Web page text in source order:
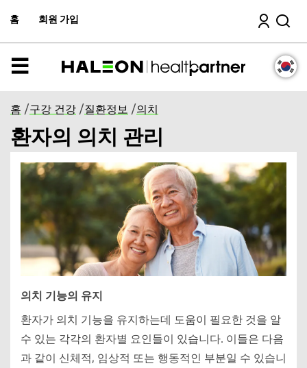
홈 회원 가입 검색
메
홈 /구강 건강 /질환정보 /의치
환자의 의치 관리
의치 기능의 유지
환자가 의치 기능을 유지하는데 도움이 필요한 것을 알
수 있는 각각의 환자별 요인들이 있습니다. 이들은 다음
과 같이 신체적, 임상적 또는 행동적인 부분일 수 있습니